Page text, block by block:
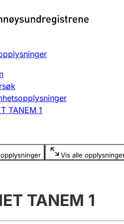
endre, slette
TANEM 1
Vis alle
er skjult
TANEM 1